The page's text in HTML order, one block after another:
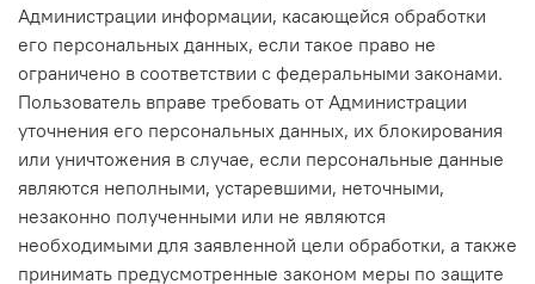
Администрации информации, касающейся обработки
его персональных данных, если такое право не
ограничено в соответствии с федеральными законами.
Пользователь вправе требовать от Администрации
уточнения его персональных данных, их блокирования
или уничтожения в случае, если персональные данные
являются неполными, устаревшими, неточными,
незаконно полученными или не являются
необходимыми для заявленной цели обработки, а также
принимать предусмотренные законом меры по защите